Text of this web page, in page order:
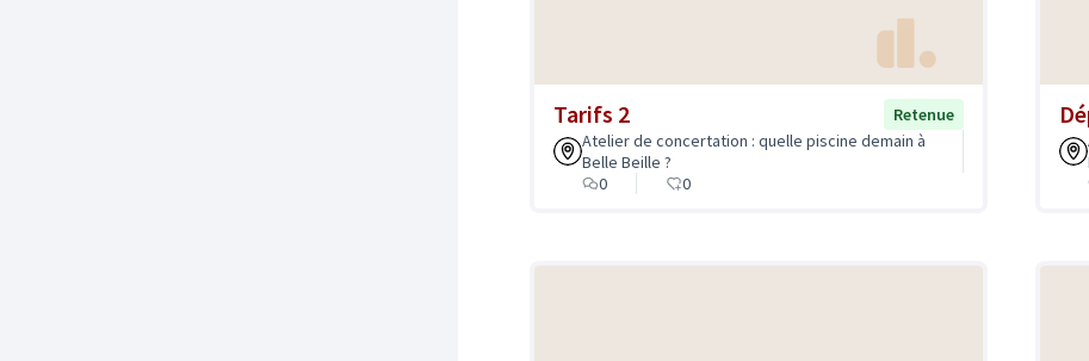
Tarifs 2
Retenue
Atelier de concertation : quelle piscine demain à
Belle Beille ?
0
0